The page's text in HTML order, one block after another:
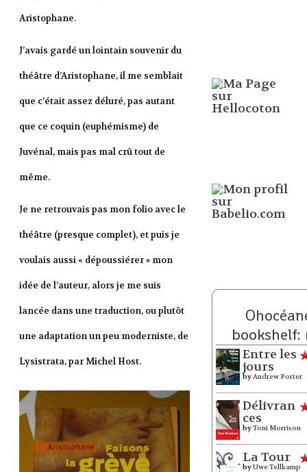
Aristophane.
J’avais gardé un lointain souvenir du
théâtre d’Aristophane, il me semblait
que c’était assez déluré, pas autant
que ce coquin (euphémisme) de
Juvénal, mais pas mal crû tout de
même.
Je ne retrouvais pas mon folio avec le
théâtre (presque complet), et puis je
voulais aussi « dépoussiérer » mon
idée de l’auteur, alors je me suis
lancée dans une traduction, ou plutôt
une adaptation un peu moderniste, de
Lysistrata, par Michel Host.
bookshelf:
Entre les
jours
byAndrew Porter
Délivran
ces
byToni Morrison
La Tour
byUwe Tellkamp